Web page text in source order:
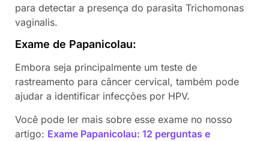
para detectar a presença do parasita Trichomonas
vaginalis.
Exame de Papanicolau:
Embora seja principalmente um teste de
rastreamento para câncer cervical, também pode
ajudar a identificar infecções por HPV.
Você pode ler mais sobre esse exame no nosso
artigo: Exame Papanicolau: 12 perguntas e